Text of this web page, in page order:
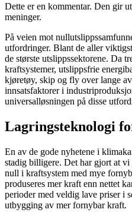
Dette er en kommentar. Den gir
meninger.
På veien mot
utfordringer. Blant de aller
de største utslippssektorene. Da
kraftsystemer, utslippsfrie
kjøretøy, skip og fly over lange
innsatsfaktorer i
universalløsningen på disse
Lagringsteknologi
En av de gode nyhetene i
stadig billigere. Det har gjort at
null i kraftsystem med mye
produseres mer kraft enn nettet
perioder med veldig lave priser i
utbygging av mer fornybar kraft.